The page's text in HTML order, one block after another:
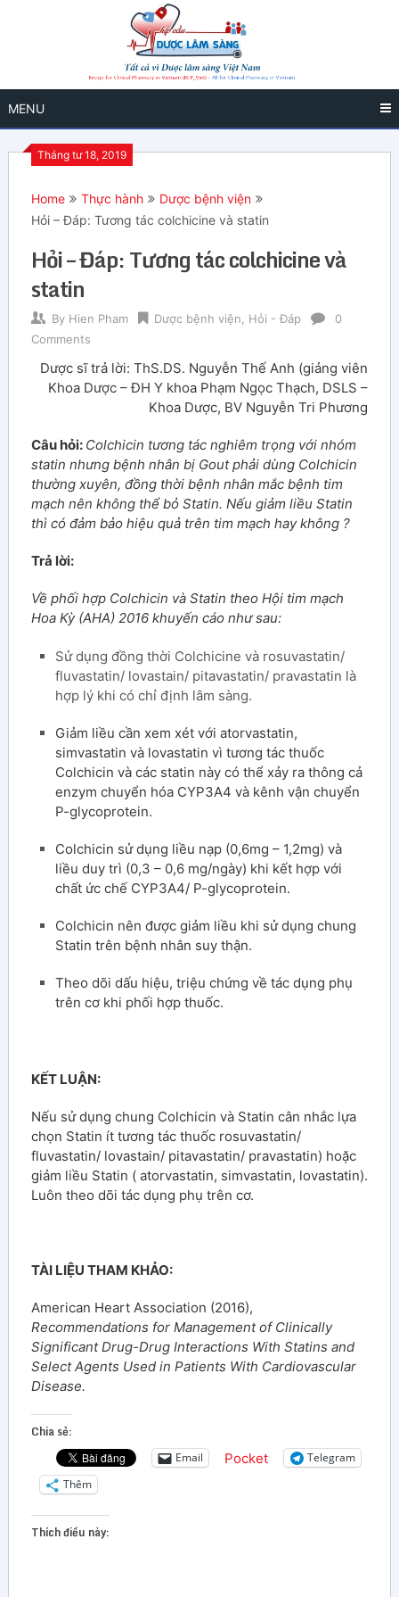
MENU
Tháng tư 18, 2019
Home Thực hành
Dược bệnh viện
Hỏi – Đáp: Tương tác colchicine và statin
Hỏi – Đáp: Tương tác colchicine và
statin
By Hien Pham Dược bệnh viện Hỏi - Đáp
0
Comments
Dược sĩ trả lời: ThS.DS. Nguyễn Thế Anh (giảng viên
Khoa Dược – ĐH Y khoa Phạm Ngọc Thạch, DSLS –
Khoa Dược, BV Nguyễn Tri Phương
Câu hỏi: Colchicin tương tác nghiêm trọng với nhóm
statin nhưng bệnh nhân bị Gout phải dùng Colchicin
thường xuyên, đồng thời bệnh nhân mắc bệnh tim
mạch nên không thể bỏ Statin. Nếu giảm liều Statin
thì có đảm bảo hiệu quả trên tim mạch hay không ?
Trả lời:
Về phối hợp Colchicin và Statin theo Hội tim mạch
Hoa Kỳ (AHA) 2016khuyến cáo như sau:
Sử dụng đồng thời Colchicine và rosuvastatin/
fluvastatin/ lovastain/ pitavastatin/ pravastatin là
hợp lý khi có chỉ định lâm sàng.
Giảm liều cần xem xét với atorvastatin,
simvastatin và lovastatin vì tương tác thuốc
Colchicin và các statin này có thể xảy ra thông cả
enzym chuyển hóa CYP3A4 và kênh vận chuyển
P-glycoprotein.
Colchicin sử dụng liều nạp (0,6mg – 1,2mg) và
liều duy trì (0,3 – 0,6 mg/ngày) khi kết hợp với
chất ức chế CYP3A4/ P-glycoprotein.
Colchicin nên được giảm liều khi sử dụng chung
Statin trên bệnh nhân suy thận.
Theo dõi dấu hiệu, triệu chứng về tác dụng phụ
trên cơ khi phối hợp thuốc.
KẾT LUẬN:
Nếu sử dụng chung Colchicin và Statin cân nhắc lựa
chọn Statin ít tương tác thuốc rosuvastatin/
fluvastatin/ lovastain/ pitavastatin/ pravastatin) hoặc
giảm liều Statin ( atorvastatin, simvastatin, lovastatin).
Luôn theo dõi tác dụng phụ trên cơ.
TÀI LIỆU THAM KHẢO:
American Heart Association (2016),
Recommendations for Management of Clinically
Significant Drug-Drug Interactions With Statins and
Select Agents Used in Patients With Cardiovascular
Disease.
Chia sẻ:
Email Pocket
Telegram
Thêm
Thích điều này: